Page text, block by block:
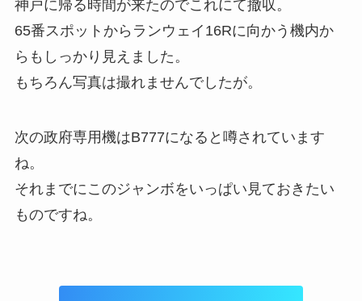
神戸に帰る時間が来たのでこれにて撤収。
65番スポットからランウェイ16Rに向かう機内か
らもしっかり見えました。
もちろん写真は撮れませんでしたが。
次の政府専用機はB777になると噂されています
ね。
それまでにこのジャンボをいっぱい見ておきたい
ものですね。